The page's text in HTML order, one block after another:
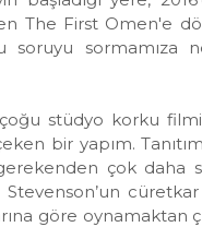
The First Omen'e
soruyu sormamıza
stüdyo korku
bir yapım.
çok daha
cüretkar
göre oynamaktan